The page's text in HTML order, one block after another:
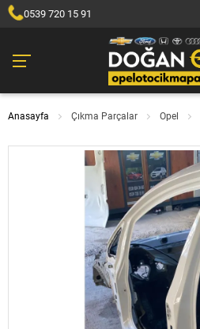
0539 720 15 91
Anasayfa Çıkma Parçalar Opel